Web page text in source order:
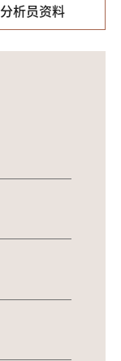
分析员资料